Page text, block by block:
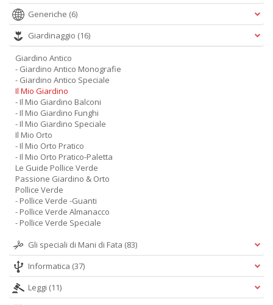
Generiche (6)
Giardinaggio (16)
Giardino Antico
- Giardino Antico Monografie
- Giardino Antico Speciale
Il Mio Giardino
- Il Mio Giardino Balconi
- Il Mio Giardino Funghi
- Il Mio Giardino Speciale
Il Mio Orto
- Il Mio Orto Pratico
- Il Mio Orto Pratico-Paletta
Le Guide Pollice Verde
Passione Giardino & Orto
Pollice Verde
- Pollice Verde -Guanti
- Pollice Verde Almanacco
- Pollice Verde Speciale
Gli speciali di Mani di Fata (83)
Informatica (37)
Leggi (11)